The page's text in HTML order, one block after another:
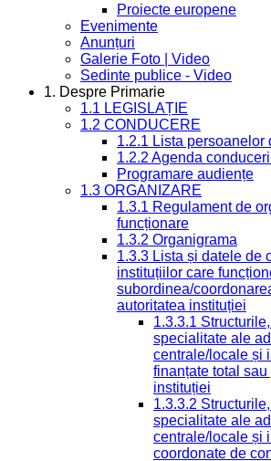
Proiecte europene
Evenimente
Anunțuri
Galerie Foto | Video
Sedinte publice - Video
1. Despre Primarie
1.1 LEGISLAȚIE
1.2 CONDUCERE
1.2.1 Lista persoanelor
1.2.2 Agenda
Programare audiențe
1.3 ORGANIZARE
1.3.1 Regulament de
funcționare
1.3.2 Organigrama
1.3.3 Lista și datele de
instituțiilor care
subordinea/
autoritatea instituției
1.3.3.1
specialitate ale
centrale/locale și
finanțate total sau
instituției
1.3.3.2
specialitate ale
centrale/locale și
coordonate de